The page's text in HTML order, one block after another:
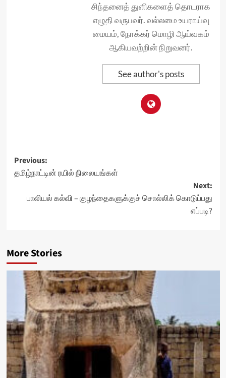
சிந்தனைத் துளிகளைத் தொடராக
எழுதி வருபவர். வல்லமை உயராய்வு
மையம், நோக்கர் மொழி ஆய்வகம்
ஆகியவற்றின் நிறுவனர்.
See author's posts
Post
navigation
Previous:
தமிழ்நாட்டின் ரயில் நிலையங்கள்
Next:
பாலியல் கல்வி – குழந்தைகளுக்குச் சொல்லிக் கொடுப்பது
எப்படி?
More Stories